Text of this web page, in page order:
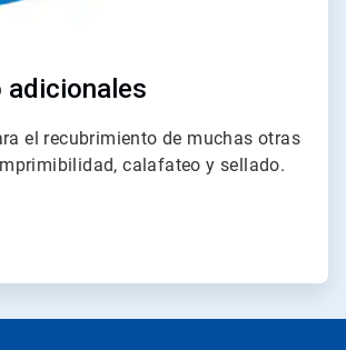
adicionales
el recubrimiento de muchas otras
calafateo y sellado.